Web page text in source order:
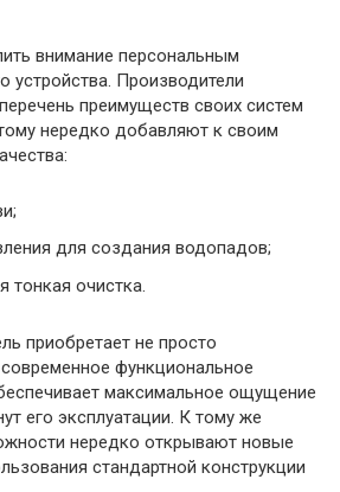
внимание персональным
Производители
преимуществ своих систем
нередко добавляют к своим
для создания водопадов;
тонкая очистка.
приобретает не просто
функциональное
максимальное ощущение
его эксплуатации. К тому же
нередко открывают новые
стандартной конструкции